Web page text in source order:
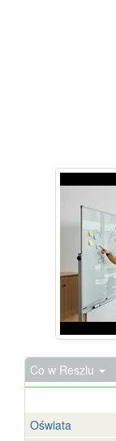
Co w Reszlu
Oświata